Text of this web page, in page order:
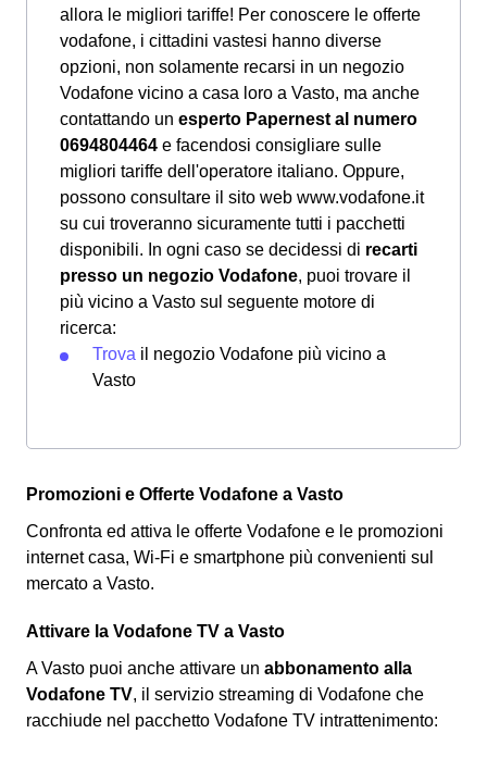
allora le migliori tariffe! Per conoscere le offerte
vodafone, i cittadini vastesi hanno diverse
opzioni, non solamente recarsi in un negozio
Vodafone vicino a casa loro a Vasto, ma anche
contattando un esperto Papernest al numero
0694804464 e facendosi consigliare sulle
migliori tariffe dell'operatore italiano. Oppure,
possono consultare il sito web www.vodafone.it
su cui troveranno sicuramente tutti i pacchetti
disponibili. In ogni caso se decidessi di recarti
presso un negozio Vodafone, puoi trovare il
più vicino a Vasto sul seguente motore di
ricerca:
Trova il negozio Vodafone più vicino a
Vasto
Promozioni e Offerte Vodafone a Vasto
Confronta ed attiva le offerte Vodafone e le promozioni
internet casa, Wi-Fi e smartphone più convenienti sul
mercato a Vasto.
Attivare la Vodafone TV a Vasto
A Vasto puoi anche attivare un abbonamento alla
Vodafone TV, il servizio streaming di Vodafone che
racchiude nel pacchetto Vodafone TV intrattenimento: